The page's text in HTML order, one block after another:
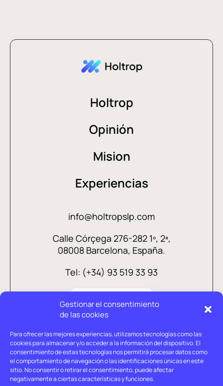
Gestionar el consentimiento
de las cookies
Para ofrecer las mejores experiencias, utilizamos tecnologías como las
cookies para almacenar y/o acceder a la información del dispositivo. El
consentimiento de estas tecnologías nos permitirá procesar datos como
el comportamiento de navegación o las identificaciones únicas en este
sitio. No consentir o retirar el consentimiento, puede afectar
negativamente a ciertas características y funciones.
Holtrop
Opinión
Mision
Experiencias
info@holtropslp.com
Calle Córçega 276-282 1º, 2ª,
08008 Barcelona, España.
Tel: (+34) 93 519 33 93
Aviso legal